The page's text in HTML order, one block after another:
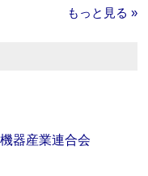
もっと見る »
器産業連合会